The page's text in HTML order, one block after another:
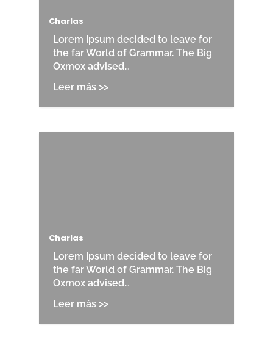
Charlas
Lorem Ipsum decided to leave for
the far World of Grammar. The Big
Oxmox advised…
Charlas
Lorem Ipsum decided to leave for
the far World of Grammar. The Big
Oxmox advised…